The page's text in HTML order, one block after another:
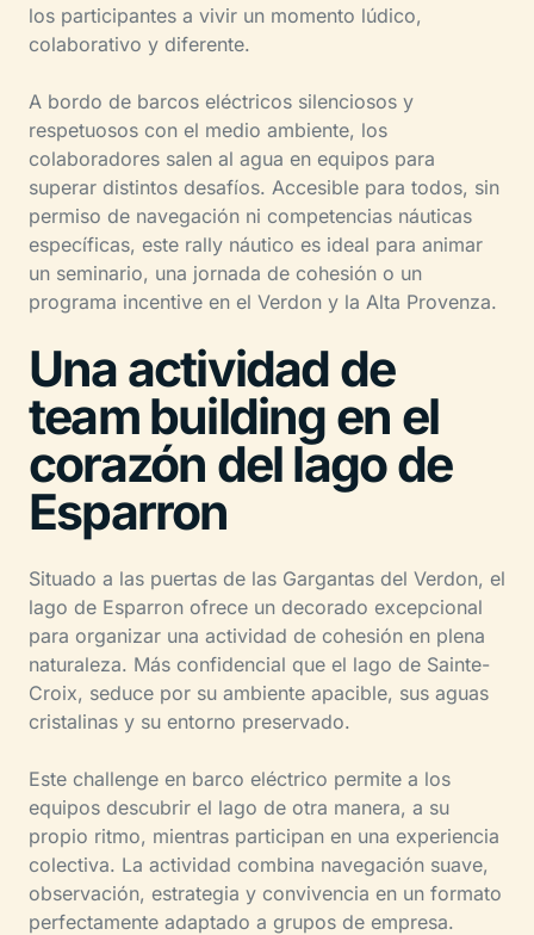
los participantes a vivir un momento lúdico,
colaborativo y diferente.
A bordo de barcos eléctricos silenciosos y
respetuosos con el medio ambiente, los
colaboradores salen al agua en equipos para
superar distintos desafíos. Accesible para todos, sin
permiso de navegación ni competencias náuticas
específicas, este rally náutico es ideal para animar
un seminario, una jornada de cohesión o un
programa incentive en el Verdon y la Alta Provenza.
Una actividad de
team building en el
corazón del lago de
Esparron
Situado a las puertas de las Gargantas del Verdon, el
lago de Esparron ofrece un decorado excepcional
para organizar una actividad de cohesión en plena
naturaleza. Más confidencial que el lago de Sainte-
Croix, seduce por su ambiente apacible, sus aguas
cristalinas y su entorno preservado.
Este challenge en barco eléctrico permite a los
equipos descubrir el lago de otra manera, a su
propio ritmo, mientras participan en una experiencia
colectiva. La actividad combina navegación suave,
observación, estrategia y convivencia en un formato
perfectamente adaptado a grupos de empresa.